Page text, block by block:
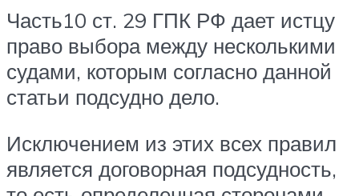
Часть10 ст. 29 ГПК РФ дает истцу
право выбора между несколькими
судами, которым согласно данной
статьи подсудно дело.
Исключением из этих всех правил
является договорная подсудность,